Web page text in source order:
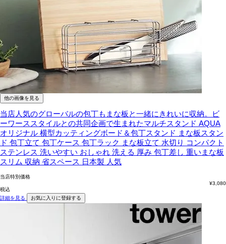
他の画像を見る
当店人気のグローバルの包丁もまな板と一緒にきれいに収納。ビ
ーワーススタイルとの共同企画で生まれたマルチスタンド AQUA
オリジナル 横型カッティングボード＆包丁スタンド まな板スタン
ド 包丁立て 包丁ケース 包丁ラック まな板立て 水切り コンパクト
ステンレス 洗いやすい おしゃれ 洗える 厚み 包丁差し 重いまな板
スリム 収納 省スペース 日本製 人気
当店特別価格
¥3,080
税込
詳細を見る
お気に入りに登録する